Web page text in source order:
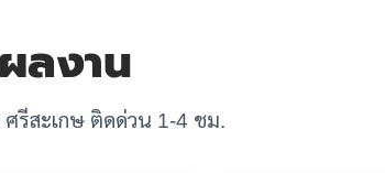
ลงาน
รีสะเกษ ติดด่วน 1-4 ชม.